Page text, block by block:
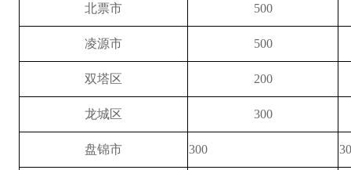
北票市 500
凌源市 500
双塔区 200
龙城区 300
盘锦市 300